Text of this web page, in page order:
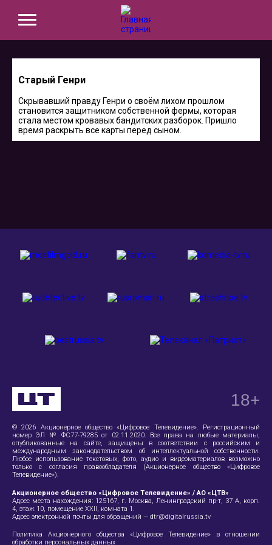
Старый Генри
Скрывавший правду Генри о своём лихом прошлом
становится защитником собственной фермы, которая
стала местом кровавых бандитских разборок. Пришло
время раскрыть все карты перед сыном.
© 2026 Акционерное общество «Цифровое Телевидение». Регистрационный
номер ЭЛ № ФС77-79285 от 02.11.2020. Все права на любые материалы,
опубликованные на сайте, защищены в соответствии с российским и
международным законодательством об интеллектуальной собственности.
Любое использование текстовых, фото, аудио и видеоматериалов возможно
только с согласия правообладателя (Акционерное общество «Цифровое
Телевидение»).
Акционерное общество «Цифровое Телевидение» / АО «ЦТВ»
Адрес места нахождения: 125167, г. Москва, Ленинградский пр-т, 37 А , корп.
4, этаж 10, помещение XXII, комната 1.
Адрес электронной почты для обращений — dtr@digitalrussia.tv
Политика Акционерного общества «Цифровое Телевидение» в отношении
обработки персональных данных
18+